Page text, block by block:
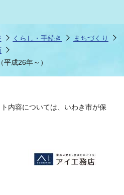
くらし・手続き
まちづくり
成26年～）
内容については、いわき市が保